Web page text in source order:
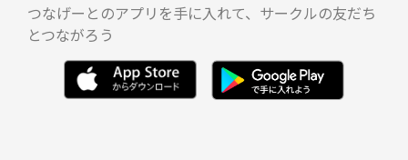
つなげーとのアプリを手に入れて、サークルの友だち
とつながろう